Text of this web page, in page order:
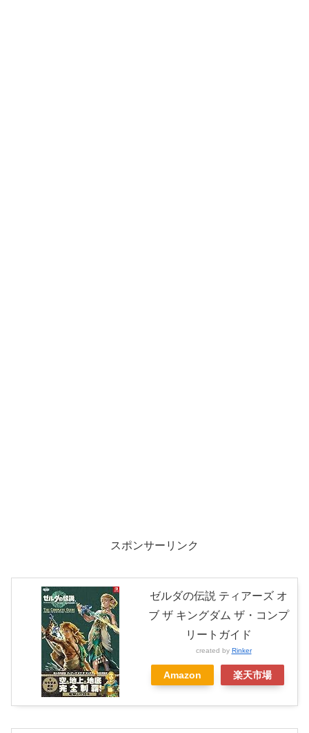
スポンサーリンク
ゼルダの伝説 ティアーズ オ
ブ ザ キングダム ザ・コンプ
リートガイド
created by Rinker
Amazon 楽天市場